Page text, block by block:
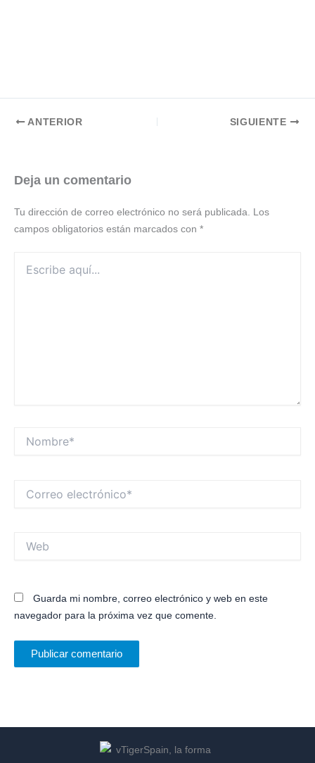
ANTERIOR SIGUIENTE
Deja un comentario
Tu dirección de correo electrónico no será publicada. Los
campos obligatorios están marcados con *
aquí...
electrónico*
Guarda mi nombre, correo electrónico y web en este
navegador para la próxima vez que comente.